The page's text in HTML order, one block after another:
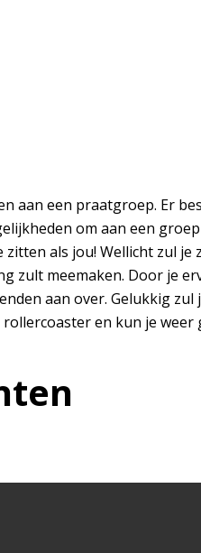
aan een praatgroep. Er
om aan een
als jou! Wellicht zul
zult meemaken. Door je
aan over. Gelukkig
en kun je weer